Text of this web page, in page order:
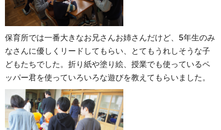
保育所では一番大きなお兄さんお姉さんだけど、5年生のみ
なさんに優しくリードしてもらい、とてもうれしそうな子
どもたちでした。折り紙や塗り絵、授業でも使っているペ
ッパー君を使っていろいろな遊びを教えてもらいました。